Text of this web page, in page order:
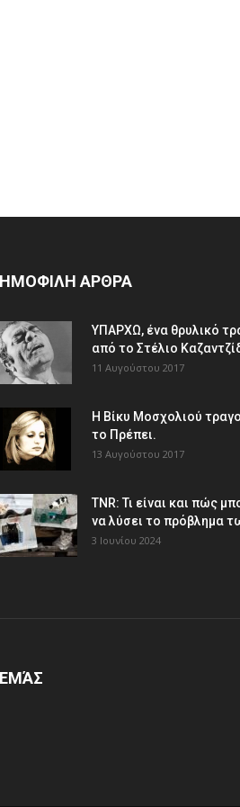
ΑΡΘΡΑ
ΥΠΑΡΧΩ, ένα θρυλικό
από το Στέλιο
11 Αυγούστου 2017
Η Βίκυ Μοσχολιού
το Πρέπει.
13 Αυγούστου 2017
TNR: Τι είναι και πώς
να λύσει το πρόβλημα
3 Ιουνίου 2024